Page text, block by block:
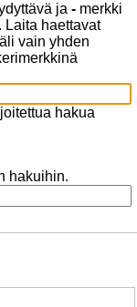
ja - merkki
Laita haettavat
vain yhden
hakua
hakuihin.